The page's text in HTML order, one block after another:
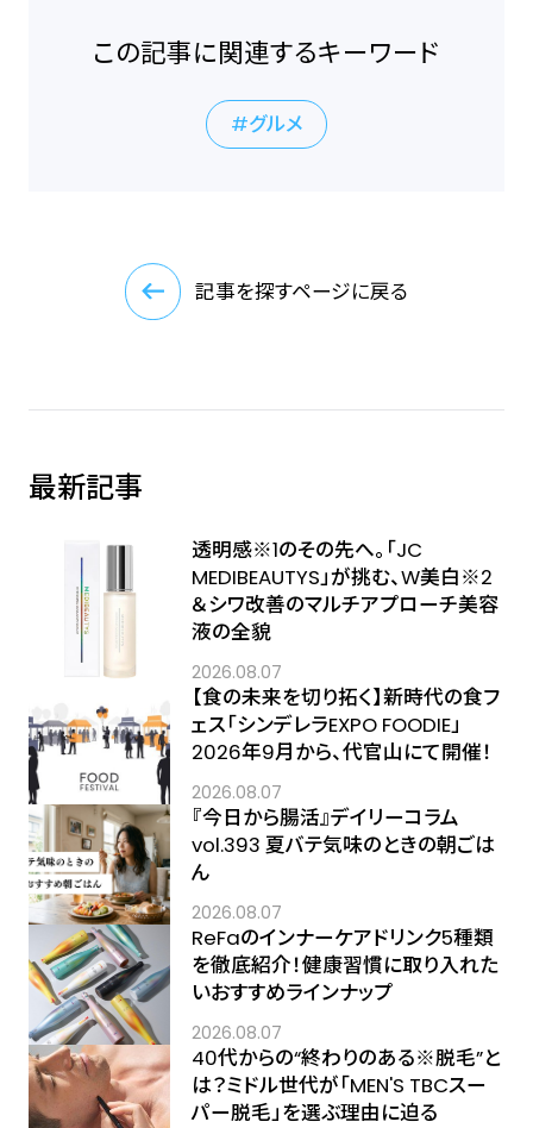
この記事に関連するキーワード
グルメ
記事を探すページに戻る
最新記事
透明感※1のその先へ――。「JC
MEDIBEAUTYS」が挑む、W美白※2
＆シワ改善のマルチアプローチ美容
液の全貌
2026.08.07
【食の未来を切り拓く】新時代の食フ
ェス「シンデレラEXPO FOODIE」
2026年9月から、代官山にて開催！
2026.08.07
『今日から腸活』デイリーコラム
vol.393 夏バテ気味のときの朝ごは
ん
2026.08.07
ReFaのインナーケアドリンク5種類
を徹底紹介！健康習慣に取り入れた
いおすすめラインナップ
2026.08.07
40代からの“終わりのある※脱毛”と
は？ミドル世代が「MEN'S TBCスー
パー脱毛」を選ぶ理由に迫る